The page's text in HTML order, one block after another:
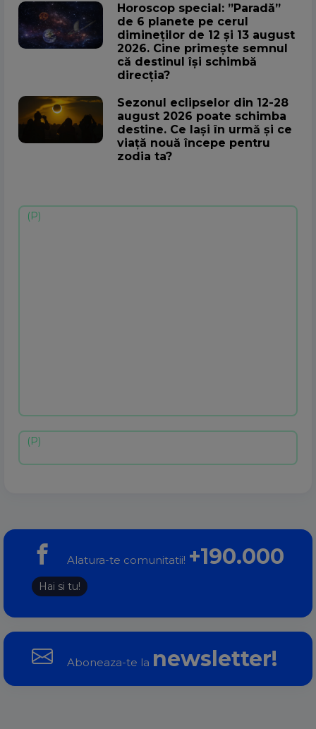
Horoscop special: ”Paradă”
de 6 planete pe cerul
dimineților de 12 și 13 august
2026. Cine primește semnul
că destinul își schimbă
direcția?
Sezonul eclipselor din 12-28
august 2026 poate schimba
destine. Ce lași în urmă și ce
viață nouă începe pentru
zodia ta?
Alatura-te comunitatii! +190.000
Hai si tu!
Aboneaza-te la newsletter!